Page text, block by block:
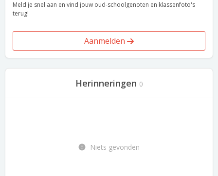
Meld je snel aan en vind jouw oud-schoolgenoten en klassenfoto's
terug!
Aanmelden
Herinneringen 0
Niets gevonden